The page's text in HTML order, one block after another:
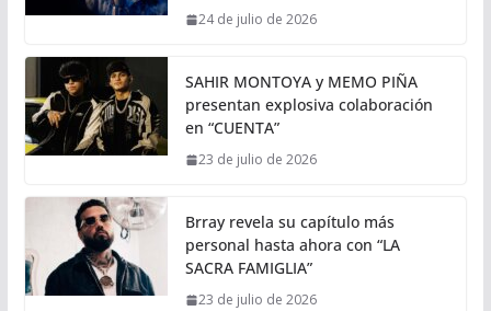
24 de julio de 2026
SAHIR MONTOYA y MEMO PIÑA
presentan explosiva colaboración
en “CUENTA”
23 de julio de 2026
Brray revela su capítulo más
personal hasta ahora con “LA
SACRA FAMIGLIA”
23 de julio de 2026